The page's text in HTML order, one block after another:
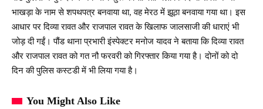
भाखड़ा के नाम से शपथपत्र बनवाया था, वह मेरठ में झूठा बनवाया गया था। इस
आधार पर दिव्या रावत और राजपाल रावत के खिलाफ जालसाजी की धाराएं भी
जोड़ दी गईं। पौंड थाना प्रभारी इंस्पेक्टर मनोज यादव ने बताया कि दिव्या रावत
और राजपाल रावत को गत नौ फरवरी को गिरफ्तार किया गया है। दोनों को दो
दिन की पुलिस कस्टडी में भी लिया गया है।
You Might Also Like